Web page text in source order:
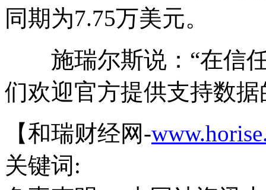
同期为7.75万美元。
施瑞尔斯说：“在信任
们欢迎官方提供支持数
【和瑞财经网-
关键词: